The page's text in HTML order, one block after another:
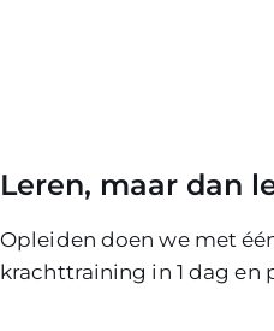
Leren, maar dan
Opleiden doen we met
krachttraining in 1 dag en